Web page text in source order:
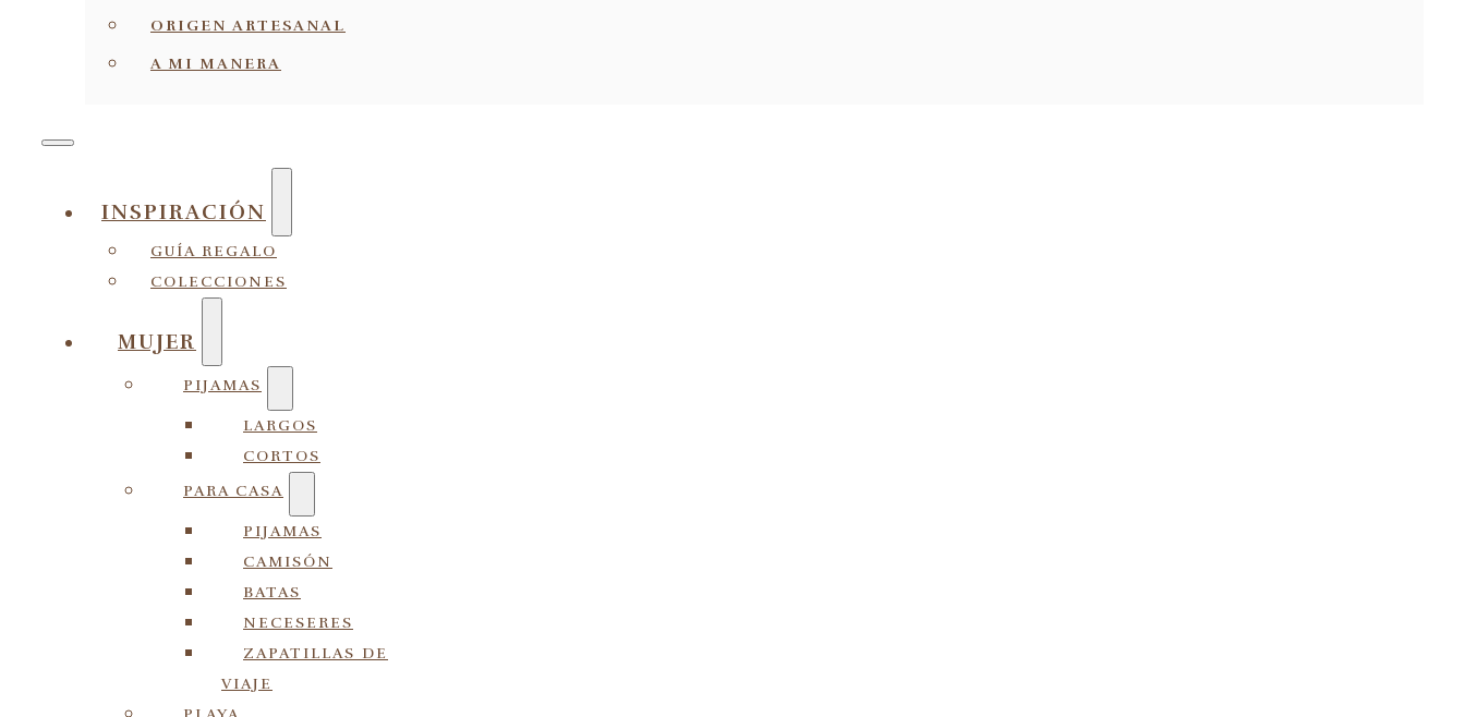
ORIGEN ARTESANAL
A MI MANERA
INSPIRACIÓN
GUÍA REGALO
COLECCIONES
MUJER
PIJAMAS
LARGOS
CORTOS
PARA CASA
PIJAMAS
CAMISÓN
BATAS
NECESERES
ZAPATILLAS DE
VIAJE